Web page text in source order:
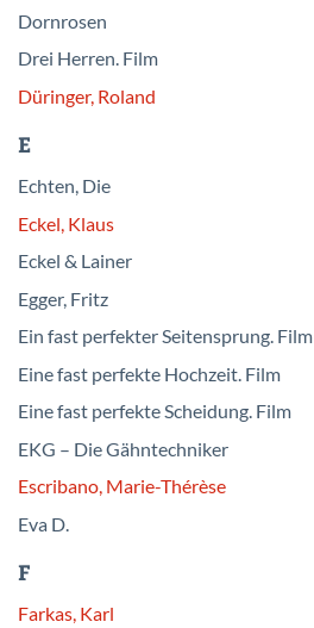
Dornrosen
Drei Herren. Film
Düringer, Roland
E
Echten, Die
Eckel, Klaus
Eckel & Lainer
Egger, Fritz
Ein fast perfekter Seitensprung. Film
Eine fast perfekte Hochzeit. Film
Eine fast perfekte Scheidung. Film
EKG – Die Gähntechniker
Escribano, Marie-Thérèse
Eva D.
F
Farkas, Karl